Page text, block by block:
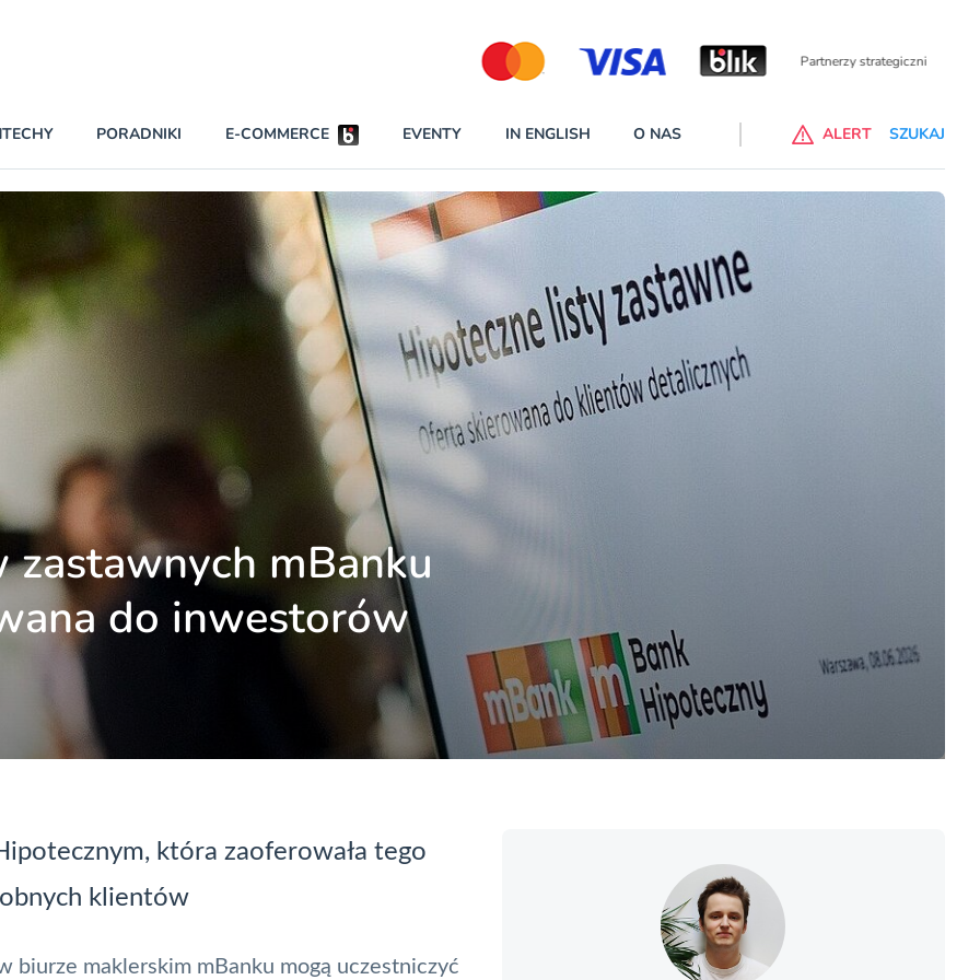
Partnerzy wspierający
BEZPIECZEŃSTWO
KONTA
PRAWO
RAPORTY SPECJALNE
NAJCZĘŚCIEJ CZYTANE
Darmowy dostęp do ChataGPT Go dla klientów Revoluta. Nowy benefit we
wszystkich planach
W najniższych planach – Standard i Plus – z usługi będzie można korzsytać za
darmo przez trzy miesiące
Czytaj więcej
PORADNIKI E-COMMERCE EVENTY IN ENGLISH O NAS ALERT SZUKAJ
zastawnych mBanku
do inwestorów
która zaoferowała tego
klientów
biurze maklerskim mBanku mogą uczestniczyć